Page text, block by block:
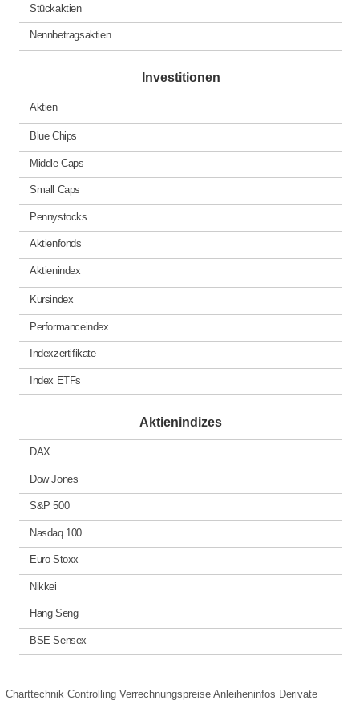
Stückaktien
Nennbetragsaktien
Investitionen
Aktien
Blue Chips
Middle Caps
Small Caps
Pennystocks
Aktienfonds
Aktienindex
Kursindex
Performanceindex
Indexzertifikate
Index ETFs
Aktienindizes
DAX
Dow Jones
S&P 500
Nasdaq 100
Euro Stoxx
Nikkei
Hang Seng
BSE Sensex
Charttechnik Controlling Verrechnungspreise Anleiheninfos Derivate